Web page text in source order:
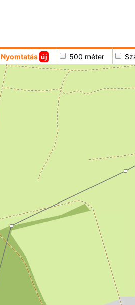
Nyomtatás új 500 méter